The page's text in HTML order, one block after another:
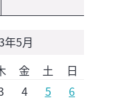
年5月
金 土
日
4 5
6